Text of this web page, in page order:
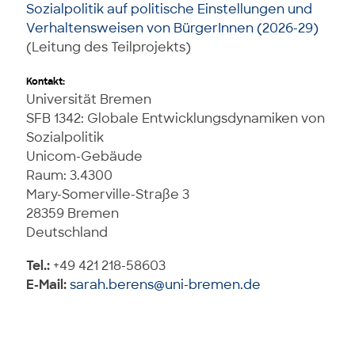
Sozialpolitik auf politische Einstellungen und
Verhaltensweisen von BürgerInnen (2026-29)
(Leitung des Teilprojekts)
Kontakt:
Universität Bremen
SFB 1342: Globale Entwicklungsdynamiken von
Sozialpolitik
Unicom-Gebäude
Raum: 3.4300
Mary-Somerville-Straße 3
28359 Bremen
Deutschland
Tel.: +49 421 218-58603
E-Mail:sarah.berens@uni-bremen.de